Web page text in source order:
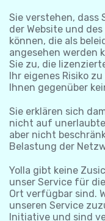
Sie verstehen, dass
der Website und
können, die als
angesehen werden
Sie zu, die
Ihr eigenes Risiko
Ihnen gegenüber
Sie erklären sich
nicht auf
aber nicht
Belastung der
Yolla gibt keine
unser Service für
Ort verfügbar sind.
unseren Service
Initiative und sind